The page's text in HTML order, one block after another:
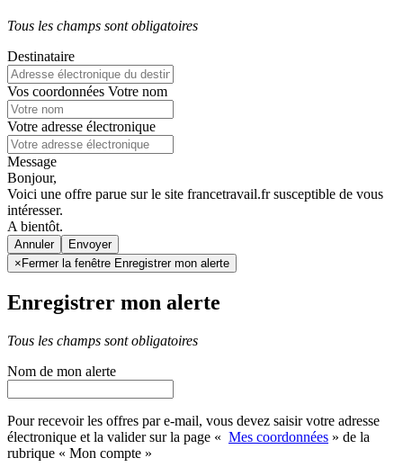
Tous les champs sont obligatoires
Destinataire
Vos coordonnées Votre nom
Votre adresse électronique
Message
Bonjour,
Voici une offre parue sur le site francetravail.fr susceptible de vous
intéresser.
A bientôt.
Annuler
× Fermer la fenêtre Enregistrer mon alerte
Enregistrer mon alerte
Tous les champs sont obligatoires
Nom de mon alerte
Pour recevoir les offres par e-mail, vous devez saisir votre adresse
électronique et la valider sur la page « Mes coordonnées » de la
rubrique « Mon compte »